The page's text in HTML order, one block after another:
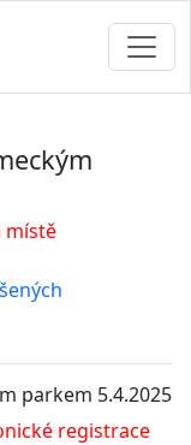
místě
parkem 5.4.2025
registrace